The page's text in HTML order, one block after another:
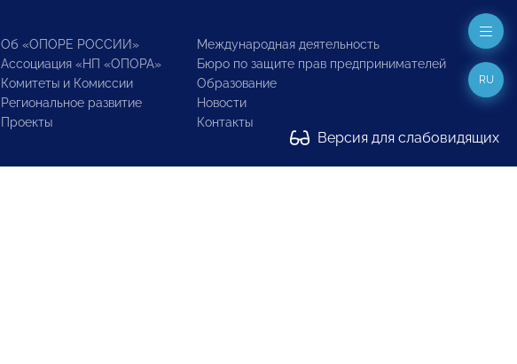
Об «ОПОРЕ РОССИИ»
Ассоциация «НП «ОПОРА»
Комитеты и Комиссии
Региональное развитие
Проекты
Международная деятельность
Бюро по защите прав предпринимателей
Образование
Новости
Контакты
Версия для слабовидящих
RU